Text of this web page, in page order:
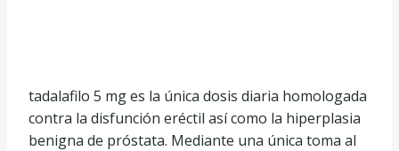
tadalafilo 5 mg es la única dosis diaria homologada
contra la disfunción eréctil así como la hiperplasia
benigna de próstata. Mediante una única toma al